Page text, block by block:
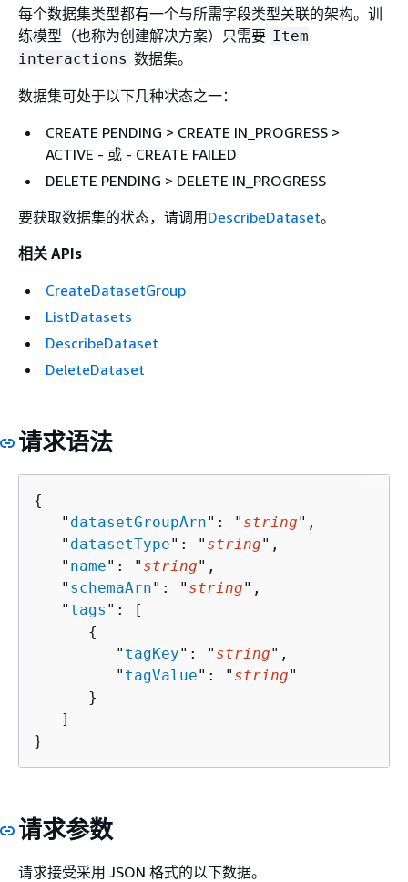
每个数据集类型都有一个与所需字段类型关联的架构。训
练模型（也称为创建解决方案）只需要 Item
interactions 数据集。
数据集可处于以下几种状态之一：
CREATE PENDING > CREATE IN_PROGRESS >
ACTIVE - 或 - CREATE FAILED
DELETE PENDING > DELETE IN_PROGRESS
要获取数据集的状态，请调用 DescribeDataset。
相关 APIs
CreateDatasetGroup
ListDatasets
DescribeDataset
DeleteDataset
请求语法
{
   "
datasetGroupArn": " string",
   "
datasetType": " string",
   "
name": " string",
   "
schemaArn": " string",
   "
tags ": [
{
         "
tagKey": " string",
         "
tagValue": " string"
      }
   ]
}
请求参数
请求接受采用 JSON 格式的以下数据。